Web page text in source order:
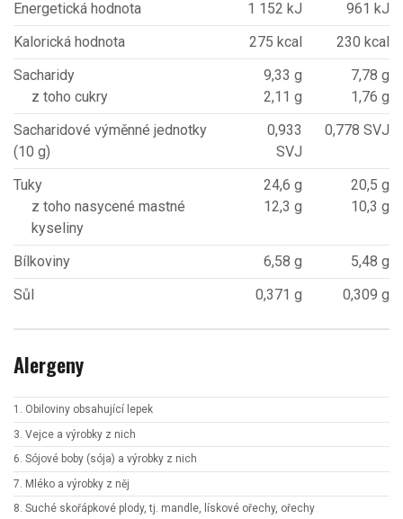
Energetická hodnota 1 152 kJ
961 kJ
Kalorická hodnota
275 kcal
230 kcal
Sacharidy
z toho cukry
9,33 g
2,11 g
7,78 g
1,76 g
Sacharidové výměnné jednotky
(10 g)
0,933
SVJ
0,778 SVJ
Tuky
z toho nasycené mastné
kyseliny
24,6 g
12,3 g
20,5 g
10,3 g
Bílkoviny 6,58 g
5,48 g
Sůl
0,371 g 0,309 g
Alergeny
1. Obiloviny obsahující lepek
3. Vejce a výrobky z nich
6. Sójové boby (sója) a výrobky z nich
7. Mléko a výrobky z něj
8. Suché skořápkové plody, tj. mandle, lískové ořechy, ořechy